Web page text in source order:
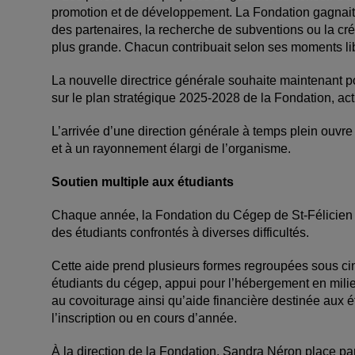
promotion et de développement. La Fondation
des partenaires, la recherche de subventions ou la
plus grande. Chacun contribuait selon ses moments
La nouvelle directrice générale souhaite maintenant
sur le plan stratégique 2025-2028 de la Fondation,
L’arrivée d’une direction générale à temps plein
et à un rayonnement élargi de l’organisme.
Soutien multiple aux étudiants
Chaque année, la Fondation du Cégep de St-
des étudiants confrontés à diverses difficultés.
Cette aide prend plusieurs formes regroupées sous
étudiants du cégep, appui pour l’hébergement en
au covoiturage ainsi qu’aide financière destinée aux
l’inscription ou en cours d’année.
À la direction de la Fondation, Sandra Néron place